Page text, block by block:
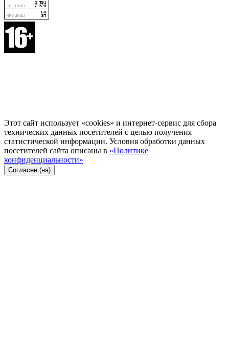
Этот сайт использует «cookies» и интернет-сервис для сбора
технических данных посетителей с целью получения
статистической информации. Условия обработки данных
посетителей сайта описаны в «Политике
конфиденциальности»
Согласен (на)